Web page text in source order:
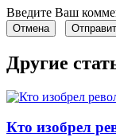
Введите Ваш
Отмена
Другие
Кто изобрел